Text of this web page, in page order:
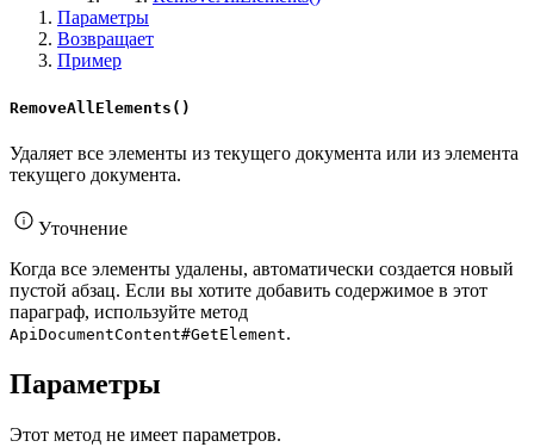
Параметры
Возвращает
Пример
RemoveAllElements()
Удаляет все элементы из текущего документа или из элемента
текущего документа.
Уточнение
Когда все элементы удалены, автоматически создается новый
пустой абзац. Если вы хотите добавить содержимое в этот
параграф, используйте метод
ApiDocumentContent#GetElement.
Параметры
Этот метод не имеет параметров.